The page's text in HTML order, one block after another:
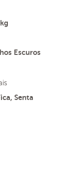
Escuros
Senta